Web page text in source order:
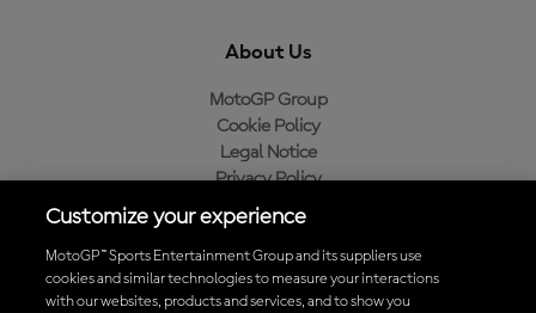
About Us
MotoGP Group
Cookie Policy
Legal Notice
Privacy Policy
Purchase Policy
Baixe o aplicativo oficial da MotoGP™
Customize your experience
MotoGP™ Sports Entertainment Group and its suppliers use
cookies and similar technologies to measure your interactions
with our websites, products and services, and to show you